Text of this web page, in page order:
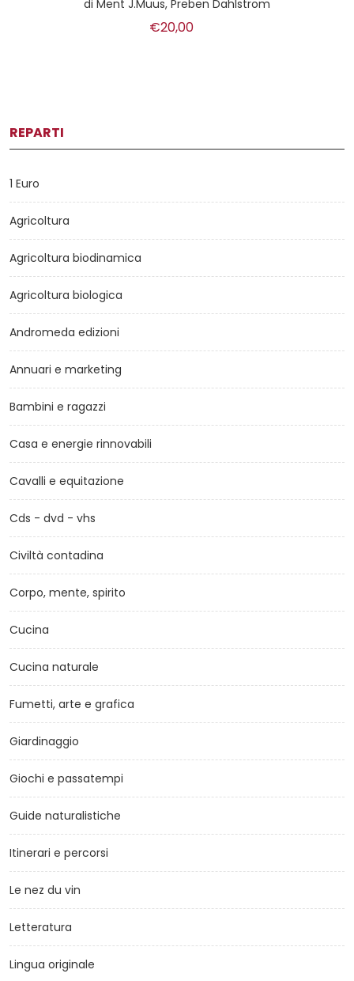
di Ment J.Muus, Preben Dahlstrom
€20,00
REPARTI
1 Euro
Agricoltura
Agricoltura biodinamica
Agricoltura biologica
Andromeda edizioni
Annuari e marketing
Bambini e ragazzi
Casa e energie rinnovabili
Cavalli e equitazione
Cds - dvd - vhs
Civiltà contadina
Corpo, mente, spirito
Cucina
Cucina naturale
Fumetti, arte e grafica
Giardinaggio
Giochi e passatempi
Guide naturalistiche
Itinerari e percorsi
Le nez du vin
Letteratura
Lingua originale